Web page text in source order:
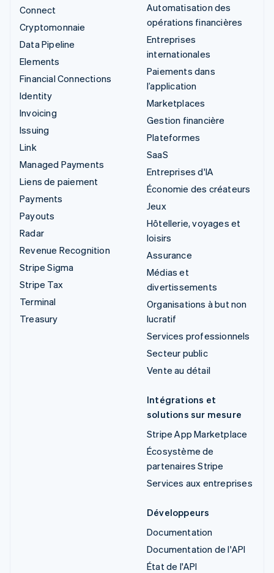
Connect
Cryptomonnaie
Data Pipeline
Elements
Financial Connections
Identity
Invoicing
Issuing
Link
Managed Payments
Liens de paiement
Payments
Payouts
Radar
Revenue Recognition
Stripe Sigma
Stripe Tax
Terminal
Treasury
Automatisation des
opérations financières
Entreprises
internationales
Paiements dans
l’application
Marketplaces
Gestion financière
Plateformes
SaaS
Entreprises d'IA
Économie des créateurs
Jeux
Hôtellerie, voyages et
loisirs
Assurance
Médias et
divertissements
Organisations à but non
lucratif
Services professionnels
Secteur public
Vente au détail
Intégrations et
solutions sur mesure
Stripe App Marketplace
Écosystème de
partenaires Stripe
Services aux entreprises
Développeurs
Documentation
Documentation de l'API
État de l'API